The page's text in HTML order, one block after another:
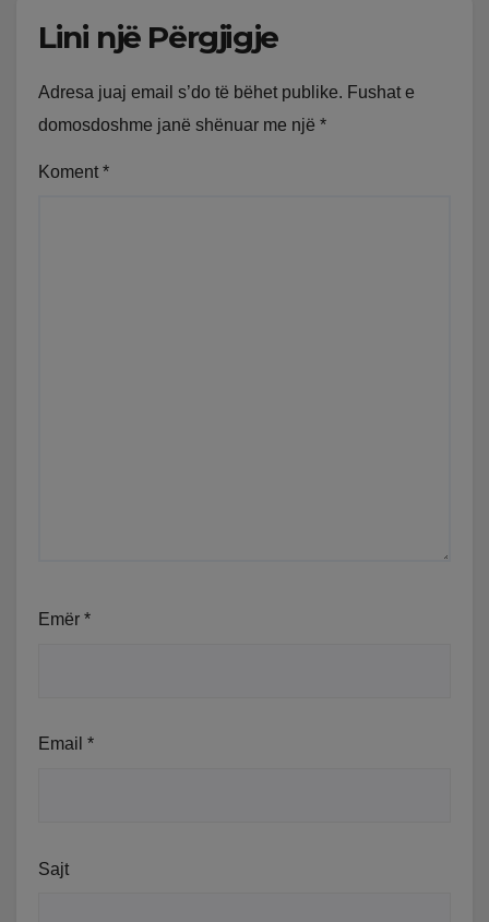
Lini një Përgjigje
Adresa juaj email s’do të bëhet publike. Fushat e
domosdoshme janë shënuar me një *
Koment *
Emër *
Email *
Sajt